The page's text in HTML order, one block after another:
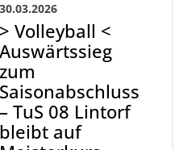
30.03.2026
> Volleyball <
Auswärtssieg
zum
Saisonabschluss
– TuS 08 Lintorf
bleibt auf